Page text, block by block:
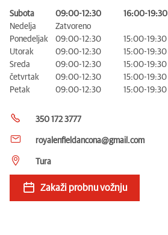
Subota 09:00-12:30
16:00-19:30
Nedelja
Zatvoreno
Ponedeljak
09:00-12:30
15:00-19:30
Utorak
09:00-12:30
15:00-19:30
Sreda
09:00-12:30
15:00-19:30
četvrtak
09:00-12:30
15:00-19:30
Petak
09:00-12:30 15:00-19:30
350 172 3777
royalenfieldancona@gmail.com
Tura
Zakaži probnu vožnju